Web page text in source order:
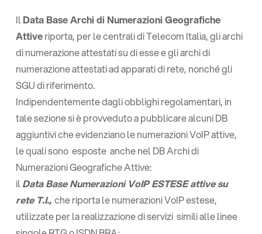
IlData Base Archi di Numerazioni Geografiche
Attiveriporta, per le centrali di Telecom Italia, gli archi
di numerazione attestati su di esse e gli archi di
numerazione attestati ad apparati di rete, nonché gli
SGU di riferimento.
Indipendentemente dagli obblighi regolamentari, in
tale sezione si è provveduto a pubblicare alcuni DB
aggiuntivi che evidenziano le numerazioni VoIP attive,
le quali sono esposte anche nel DB Archi di
Numerazioni Geografiche Attive:
ilData Base Numerazioni VoIP ESTESE attive su
rete T.I., che riporta le numerazioni VoIP estese,
utilizzate per la realizzazione di servizi simili alle linee